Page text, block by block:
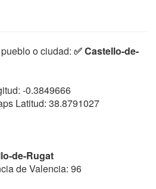
o ciudad: ✅ Castello-de-
-0.3849666
Latitud: 38.8791027
de-Rugat
de Valencia: 96